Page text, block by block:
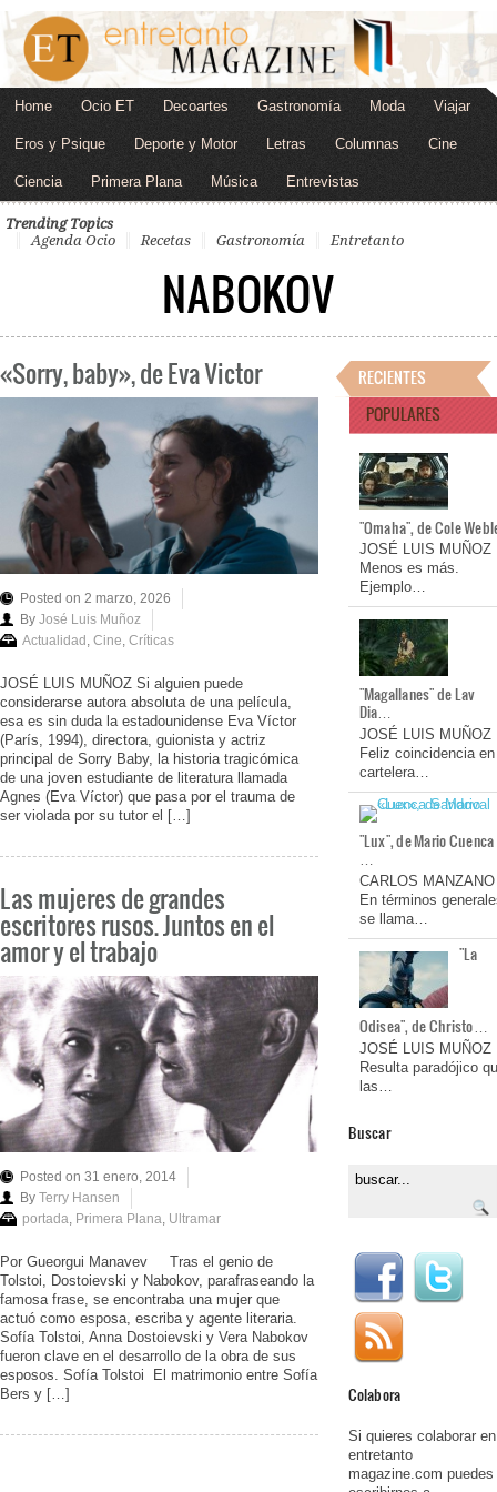
Home Ocio ET Decoartes Gastronomía Moda Viajar
Eros y Psique Deporte y Motor Letras Columnas Cine
Ciencia Primera Plana Música Entrevistas
Trending Topics
Agenda Ocio
Recetas Gastronomía Entretanto
NABOKOV
«Sorry, baby», de Eva Victor
Posted on 2 marzo, 2026
By José Luis Muñoz
Actualidad, Cine, Críticas
JOSÉ LUIS MUÑOZ Si alguien puede
considerarse autora absoluta de una película,
esa es sin duda la estadounidense Eva Víctor
(París, 1994), directora, guionista y actriz
principal de Sorry Baby, la historia tragicómica
de una joven estudiante de literatura llamada
Agnes (Eva Víctor) que pasa por el trauma de
ser violada por su tutor el […]
Las mujeres de grandes
escritores rusos. Juntos en el
amor y el trabajo
Posted on 31 enero, 2014
By Terry Hansen
portada, Primera Plana, Ultramar
Por Gueorgui Manavev Tras el genio de
Tolstoi, Dostoievski y Nabokov, parafraseando la
famosa frase, se encontraba una mujer que
actuó como esposa, escriba y agente literaria.
Sofía Tolstoi, Anna Dostoievski y Vera Nabokov
fueron clave en el desarrollo de la obra de sus
esposos. Sofía Tolstoi El matrimonio entre Sofía
Bers y […]
RECIENTES
POPULARES
"Omaha", de Cole
JOSÉ LUIS MUÑOZ
Menos es más.
Ejemplo…
"Magallanes" de Lav
Dia…
JOSÉ LUIS MUÑOZ
Feliz coincidencia en
cartelera…
"Lux", de Mario Cuenca
…
CARLOS MANZANO
En términos
se llama…
"La
Odisea", de Christo…
JOSÉ LUIS MUÑOZ
Resulta paradójico
las…
Buscar
Colabora
Si quieres colaborar en
entretanto
magazine.com puedes